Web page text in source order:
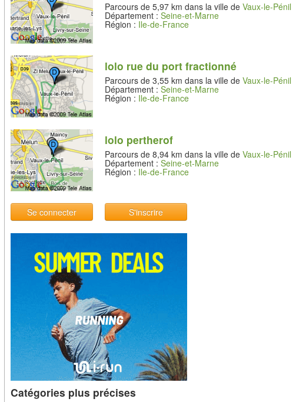
Parcours de 5,97 km dans la ville de Vaux-le-Pénil
Département : Seine-et-Marne
Région : Ile-de-France
lolo rue du port fractionné
Parcours de 3,55 km dans la ville de Vaux-le-Pénil
Département : Seine-et-Marne
Région : Ile-de-France
lolo pertherof
Parcours de 8,94 km dans la ville de Vaux-le-Pénil
Département : Seine-et-Marne
Région : Ile-de-France
Se connecter S'inscrire
Catégories plus précises